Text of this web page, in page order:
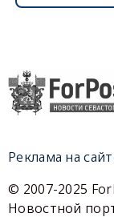
Реклама на
© 2007-2025
Новостной